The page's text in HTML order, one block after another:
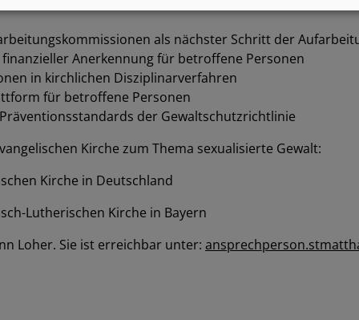
als nächster Schritt der
Anerkennung für betroffene Personen
in kirchlichen Disziplinarverfahren
für betroffene Personen
der Gewaltschutzrichtlinie
Kirche zum Thema sexualisierte Gewalt:
Kirche in Deutschland
Lutherischen Kirche in Bayern
Loher. Sie ist erreichbar unter: